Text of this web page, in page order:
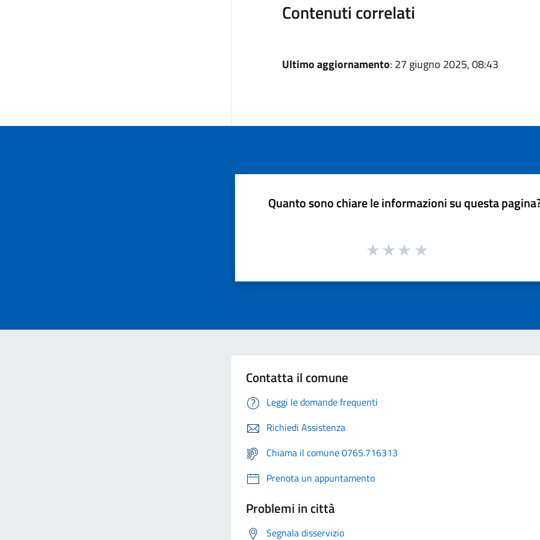
Contenuti correlati
Ultimo aggiornamento: 27 giugno 2025, 08:43
Quanto sono chiare le informazioni su questa
Contatta il comune
Leggi le domande frequenti
Richiedi Assistenza
Chiama il comune 0765.716313
Prenota un appuntamento
Problemi in città
Segnala disservizio